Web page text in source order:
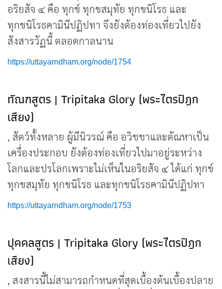
อริยสัจ ๔ คือ ทุกข์ ทุกขสมุทัย ทุกขนิโรธ และ
ทุกขนิโรธคามินีปฏิปทา จึงยังต้องท่องเที่ยวไปยัง
สังสารวัฏนี้ ตลอดกาลนาน
https://uttayarndham.org/node/1754
ทัณฑสูตร | Tripitaka Glory (พระไตรปิฎก
เสียง)
, สัตว์ทั้งหลาย ผู้มีนิวรณ์ คือ อวิชชาและตัณหาเป็น
เครื่องประกอบ ยังต้องท่องเที่ยวไปมาอยู่ระหว่าง
โลกและปรโลกเพราะไม่เห็นในอริยสัจ ๔ ได้แก่ ทุกข์
ทุกขสมุทัย ทุกขนิโรธ และทุกขนิโรธคามินีปฏิปทา
https://uttayarndham.org/node/1753
ปุคคลสูตร | Tripitaka Glory (พระไตรปิฎก
เสียง)
, สงสารนี้ไม่สามารถกำหนดที่สุดเบื้องต้นเบื้องปลาย